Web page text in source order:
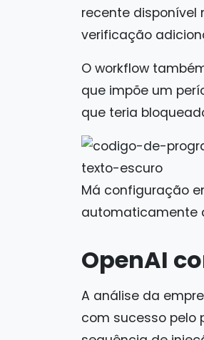
recente disponível
verificação
O workflow
que impõe um
que teria
Má configuração
automaticamente
OpenAI
A análise da
com sucesso pelo